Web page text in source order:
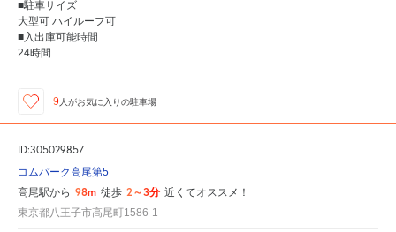
■駐車サイズ
大型可 ハイルーフ可
■入出庫可能時間
24時間
9 人がお気に入りの駐車場
ID:305029857
コムパーク高尾第5
高尾駅から 98m 徒歩 2～3分 近くてオススメ！
東京都八王子市高尾町1586-1